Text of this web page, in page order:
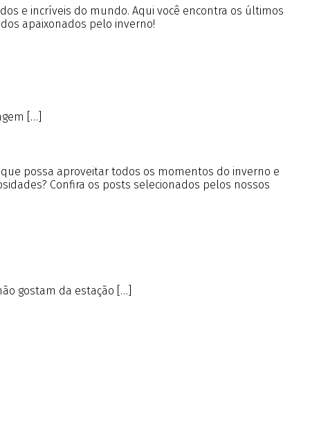
e incríveis do mundo. Aqui você encontra os últimos
apaixonados pelo inverno!
[…]
possa aproveitar todos os momentos do inverno e
Confira os posts selecionados pelos nossos
gostam da estação […]